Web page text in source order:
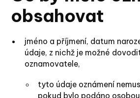
obsahovat
jméno a příjmení, datum
údaje, z nichž je možné
oznamovatele,
tyto údaje oznámení
pokud bylo podáno